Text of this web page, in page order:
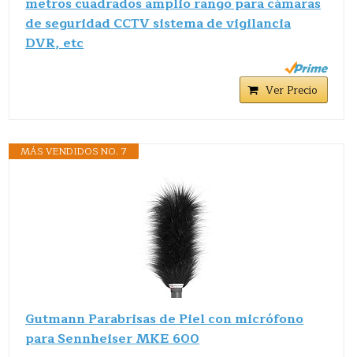
metros cuadrados amplio rango para cámaras
de seguridad CCTV sistema de vigilancia
DVR, etc
Ver Precio
MÁS VENDIDOS NO. 7
Gutmann Parabrisas de Piel con micrófono
para Sennheiser MKE 600